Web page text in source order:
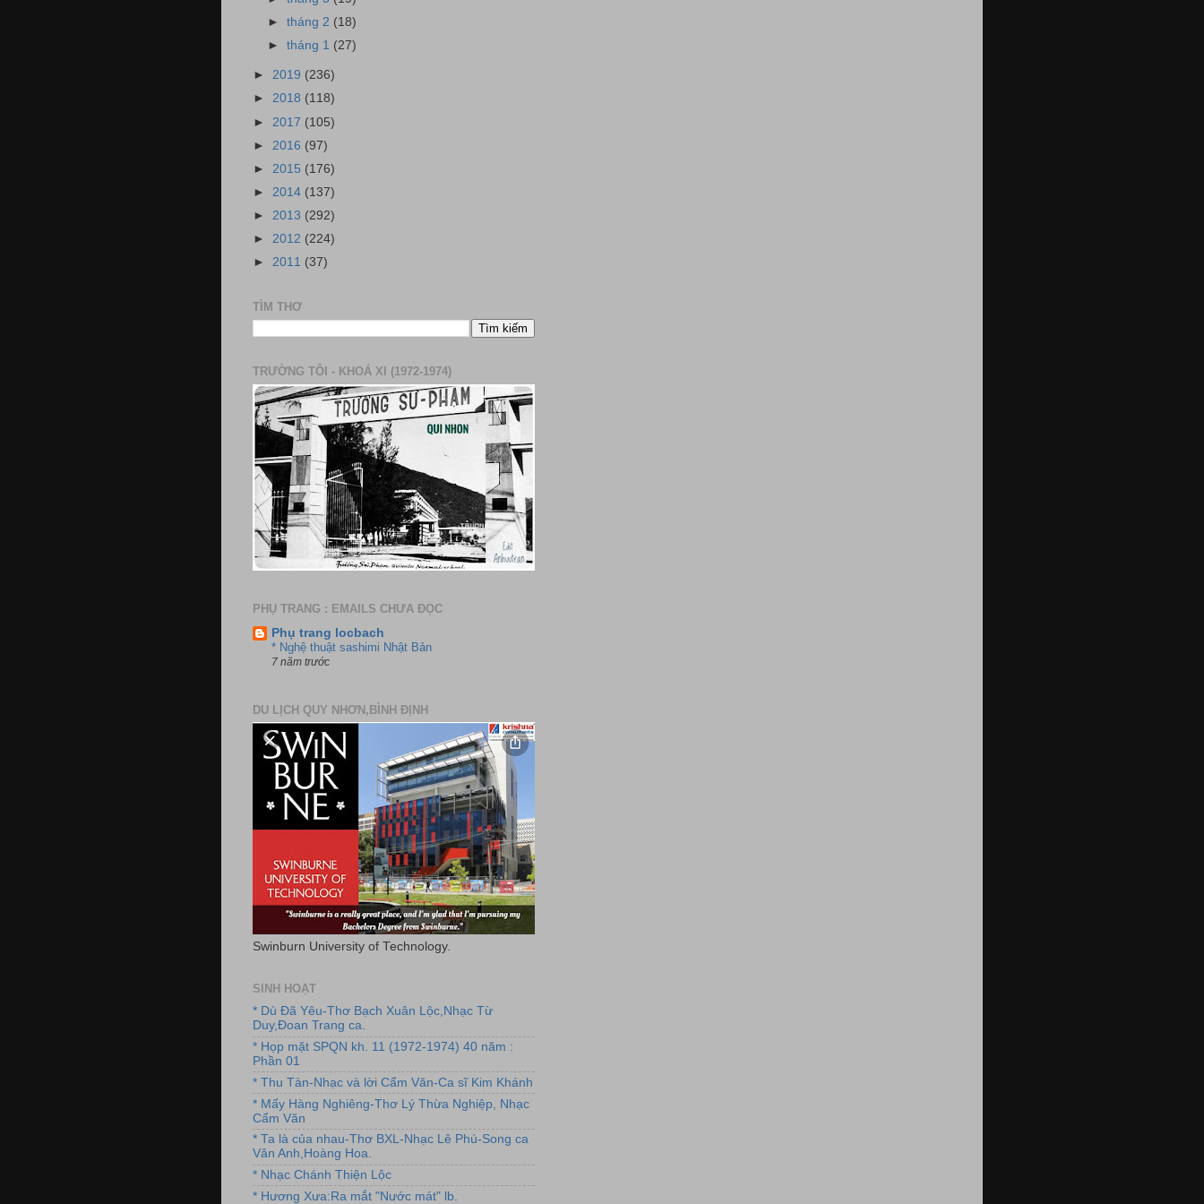
►tháng 2 (18)
►tháng 1 (27)
► 2019 (236)
► 2018 (118)
► 2017 (105)
► 2016 (97)
► 2015 (176)
► 2014 (137)
► 2013 (292)
► 2012 (224)
► 2011 (37)
TÌM THƠ
TRƯỜNG TÔI - KHOÁ XI (1972-1974)
PHỤ TRANG : EMAILS CHƯA ĐỌC
Phụ trang locbach
* Nghệ thuật sashimi Nhật Bản
7 năm trước
DU LỊCH QUY NHƠN,BÌNH ĐỊNH
Swinburn University of Technology.
SINH HOẠT
* Dù Đã Yêu-Thơ Bạch Xuân Lộc,Nhạc Từ
Duy,Đoan Trang ca.
* Họp mặt SPQN kh. 11 (1972-1974) 40 năm :
Phần 01
* Thu Tàn-Nhạc và lời Cẩm Văn-Ca sĩ Kim Khánh
* Mấy Hàng Nghiêng-Thơ Lý Thừa Nghiệp, Nhạc
Cẩm Văn
* Ta là của nhau-Thơ BXL-Nhạc Lê Phú-Song ca
Vân Anh,Hoàng Hoa.
* Nhạc Chánh Thiện Lộc
* Hương Xưa:Ra mắt "Nước mát" lb.